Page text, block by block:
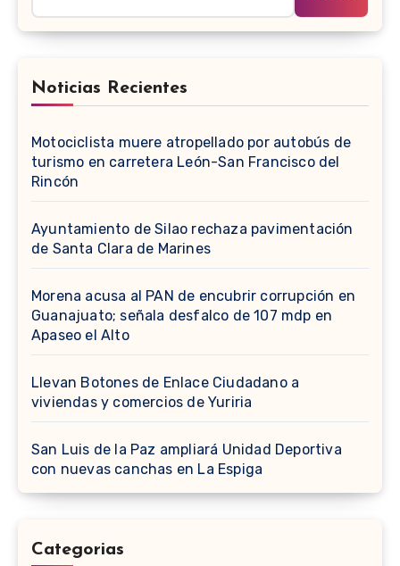
Noticias Recientes
Motociclista muere atropellado por autobús de
turismo en carretera León-San Francisco del
Rincón
Ayuntamiento de Silao rechaza pavimentación
de Santa Clara de Marines
Morena acusa al PAN de encubrir corrupción en
Guanajuato; señala desfalco de 107 mdp en
Apaseo el Alto
Llevan Botones de Enlace Ciudadano a
viviendas y comercios de Yuriria
San Luis de la Paz ampliará Unidad Deportiva
con nuevas canchas en La Espiga
Categorias